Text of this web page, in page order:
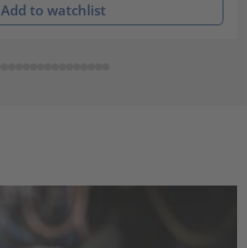
Add to watchlist